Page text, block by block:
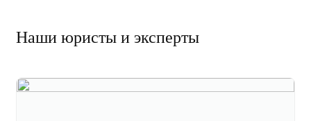
Наши юристы и эксперты